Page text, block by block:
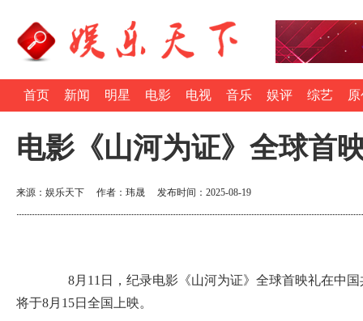
首页 新闻 明星 电影 电视 音乐 娱评 综艺
电影《山河为证》全球首
来源：娱乐天下 作者：玮晟 发布时间：2025-08-19
8月11日，纪录电影《山河为证》全球首映礼在中国
将于8月15日全国上映。